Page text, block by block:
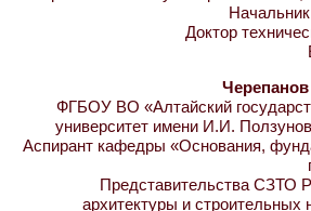
Доктор
ФГБОУ ВО «Алтайский
университет имени И.И.
Аспирант кафедры «Основания,
Представительства СЗТО
архитектуры и строительных